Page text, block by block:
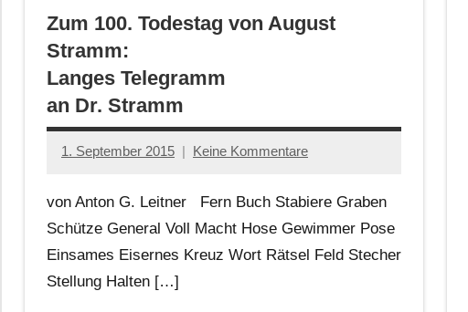
Zum 100. Todestag von August
Stramm:
Langes Telegramm
an Dr. Stramm
1. September 2015
Anton
Leitner
Keine Kommentare
von Anton G. Leitner Fern Buch Stabiere Graben
Schütze General Voll Macht Hose Gewimmer Pose
Einsames Eisernes Kreuz Wort Rätsel Feld Stecher
Stellung Halten […]